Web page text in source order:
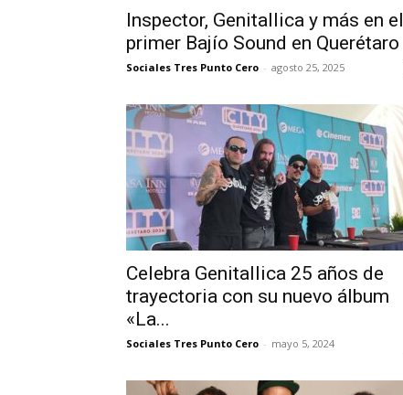
Inspector, Genitallica y más en el
primer Bajío Sound en Querétaro
Sociales Tres Punto Cero - agosto 25, 2025
Celebra Genitallica 25 años de
trayectoria con su nuevo álbum
«La...
Sociales Tres Punto Cero - mayo 5, 2024